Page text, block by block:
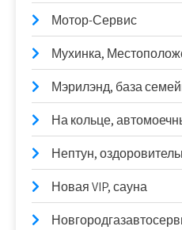
Мотор-Сервис
Мухинка,
Мэрилэнд, база
На кольце,
Нептун,
Новая VIP, сауна